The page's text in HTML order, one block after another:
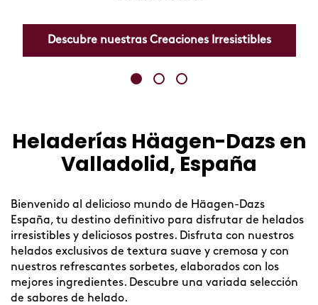
Descubre nuestras Creaciones Irresistibles
Skip
Heladerías Häagen-Dazs en
Valladolid, España
Bienvenido al delicioso mundo de Häagen-Dazs
España, tu destino definitivo para disfrutar de helados
irresistibles y deliciosos postres. Disfruta con nuestros
helados exclusivos de textura suave y cremosa y con
nuestros refrescantes sorbetes, elaborados con los
mejores ingredientes. Descubre una variada selección
de sabores de helado.